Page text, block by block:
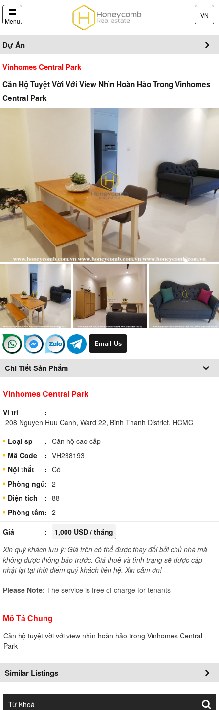
Menu
VN
Dự Án
Vinhomes Central Park
Căn Hộ Tuyệt Vời Với View Nhìn Hoàn Hảo Trong Vinhomes
Central Park
Email Us
Chi Tiết Sản Phẩm
Vinhomes Central Park
Vị trí
208 Nguyen Huu Canh, Ward 22, Binh Thanh District, HCMC
Loại sp
Căn hộ cao cấp
Mã Code
VH238193
Nội thất
Có
Phòng ngủ
2
Diện tích
88
Phòng tắm
2
Giá
1,000 USD / tháng
Xin quý khách lưu ý: Giá trên có thể được thay đổi bởi chủ nhà mà
không được thông báo trước. Giá thuê và tình trạng sẽ được cập
nhật lại tại thời điểm quý khách liên hệ. Xin cảm ơn!
Please Note: The service is free of charge for tenants
Mô Tả Chung
Căn hộ tuyệt vời với view nhìn hoàn hảo trong Vinhomes Central
Park
Similar Listings